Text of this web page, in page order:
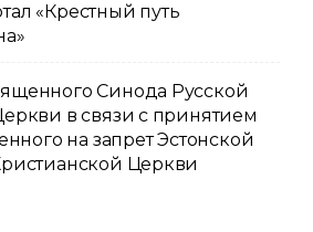
«Крестный путь
Синода Русской
в связи с принятием
на запрет Эстонской
Церкви